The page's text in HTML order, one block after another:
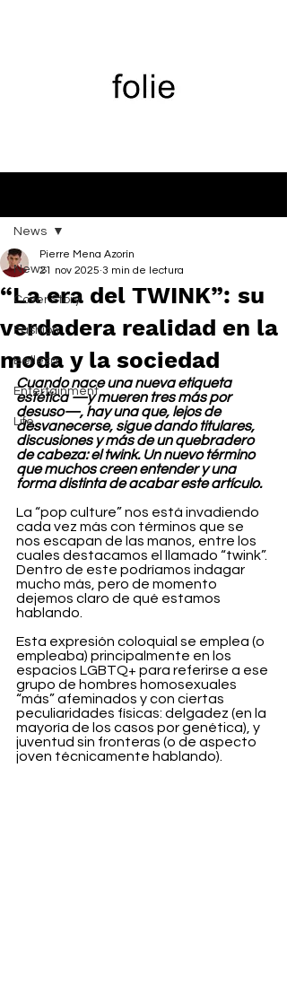
News
Cover Story
Fashion
Belleza
Entertainment
Life
News
“La era del TWINK”: su
verdadera realidad en la
moda y la sociedad
Pierre Mena Azorín
21 nov 2025 3 min de lectura
Cuando nace una nueva etiqueta
estética —y mueren tres más por
desuso—, hay una que, lejos de
desvanecerse, sigue dando titulares,
discusiones y más de un quebradero
de cabeza: el twink. Un nuevo término
que muchos creen entender y una
forma distinta de acabar este artículo.
La “pop culture” nos está invadiendo
cada vez más con términos que se
nos escapan de las manos, entre los
cuales destacamos el llamado “twink”.
Dentro de este podríamos indagar
mucho más, pero de momento
dejemos claro de qué estamos
hablando.
Esta expresión coloquial se emplea (o
empleaba) principalmente en los
espacios LGBTQ+ para referirse a ese
grupo de hombres homosexuales
“más” afeminados y con ciertas
peculiaridades físicas: delgadez (en la
mayoría de los casos por genética), y
juventud sin fronteras (o de aspecto
joven técnicamente hablando).